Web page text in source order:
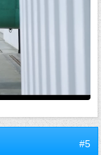
#5